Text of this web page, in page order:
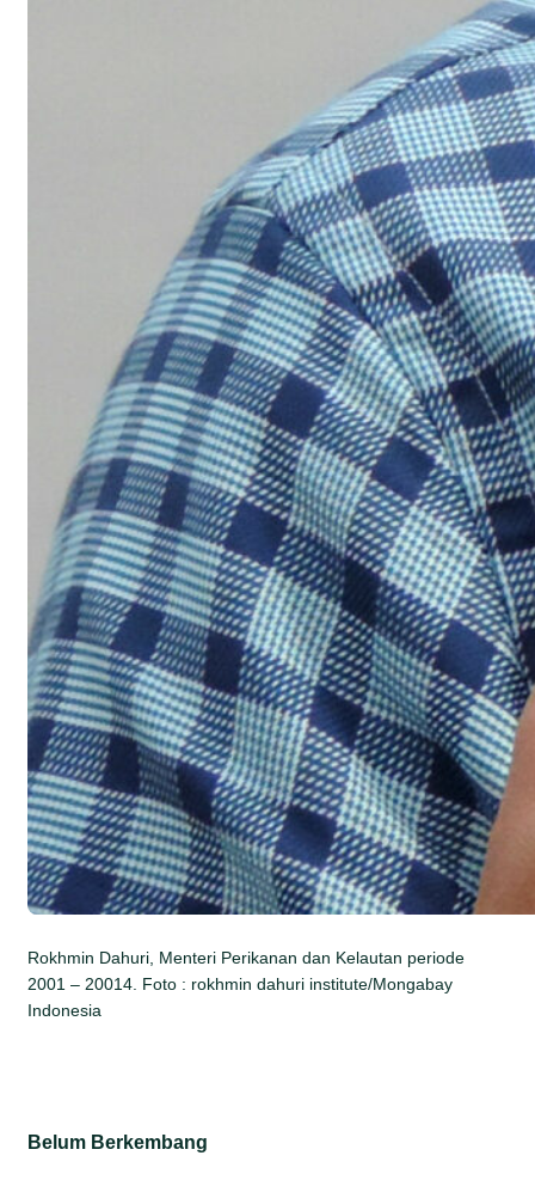
Rokhmin Dahuri, Menteri Perikanan dan Kelautan periode
2001 – 20014. Foto : rokhmin dahuri institute/Mongabay
Indonesia
Belum Berkembang